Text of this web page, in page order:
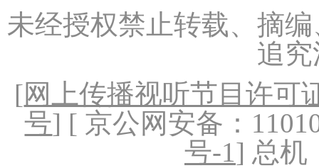
未经授权禁止转载、摘
追
[网上传播视听节目许可
号] [ 京公网安备：
号-1] 总机